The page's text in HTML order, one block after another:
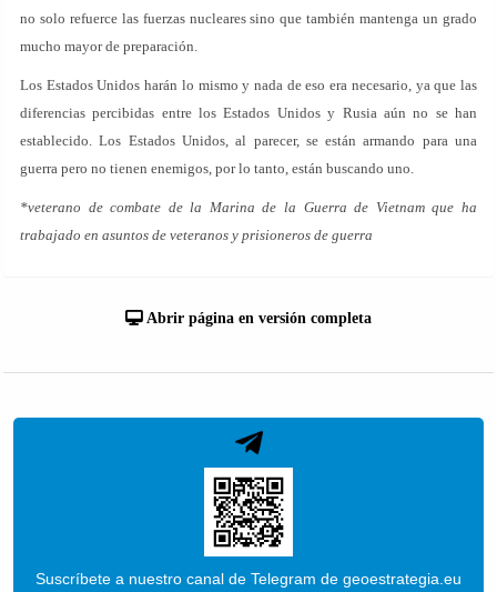
no solo refuerce las fuerzas nucleares sino que también mantenga un grado
mucho mayor de preparación.
Los Estados Unidos harán lo mismo y nada de eso era necesario, ya que las
diferencias percibidas entre los Estados Unidos y Rusia aún no se han
establecido. Los Estados Unidos, al parecer, se están armando para una
guerra pero no tienen enemigos, por lo tanto, están buscando uno.
*veterano de combate de la Marina de la Guerra de Vietnam que ha
trabajado en asuntos de veteranos y prisioneros de guerra
Abrir página en versión completa
Suscríbete a nuestro canal de Telegram de geoestrategia.eu